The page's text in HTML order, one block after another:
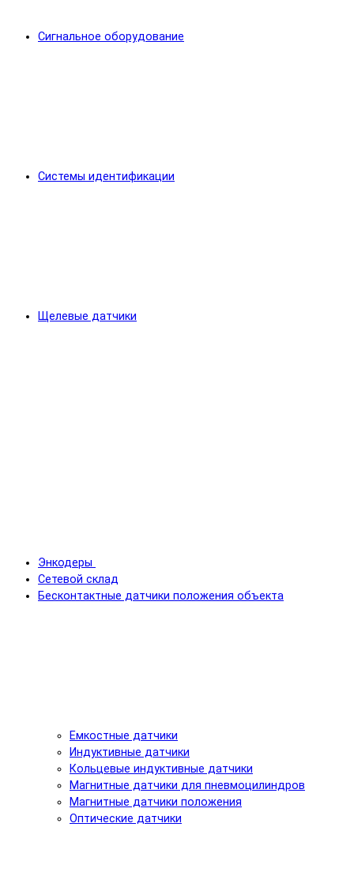
Сигнальное оборудование
Системы идентификации
Щелевые датчики
Энкодеры
Сетевой склад
Бесконтактные датчики положения объекта
Емкостные датчики
Индуктивные датчики
Кольцевые индуктивные датчики
Магнитные датчики для пневмоцилиндров
Магнитные датчики положения
Оптические датчики